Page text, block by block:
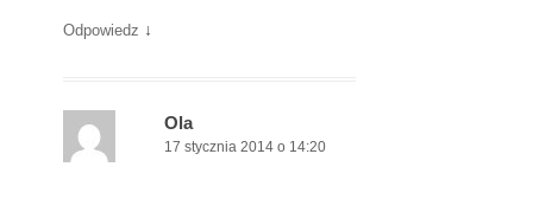
Odpowiedz ↓
Ola
17 stycznia 2014 o 14:20